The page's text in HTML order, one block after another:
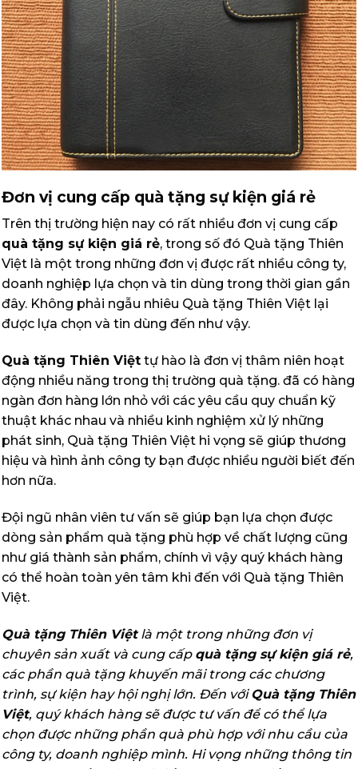
Đơn vị cung cấp quà tặng sự kiện giá rẻ
Trên thị trường hiện nay có rất nhiều đơn vị cung cấp
quà tặng sự kiện giá rẻ, trong số đó Quà tặng Thiên
Việt là một trong những đơn vị được rất nhiều công ty,
doanh nghiệp lựa chọn và tin dùng trong thời gian gần
đây. Không phải ngẫu nhiêu Quà tặng Thiên Việt lại
được lựa chọn và tin dùng đến như vậy.
Quà tặng Thiên Việt tự hào là đơn vị thâm niên hoạt
động nhiều năng trong thị trường quà tặng. đã có hàng
ngàn đơn hàng lớn nhỏ với các yêu cầu quy chuẩn kỹ
thuật khác nhau và nhiều kinh nghiệm xử lý những
phát sinh, Quà tặng Thiên Việt hi vọng sẽ giúp thương
hiệu và hình ảnh công ty bạn được nhiều người biết đến
hơn nữa.
Đội ngũ nhân viên tư vấn sẽ giúp bạn lựa chọn được
dòng sản phẩm quà tặng phù hợp về chất lượng cũng
như giá thành sản phẩm, chính vì vậy quý khách hàng
có thể hoàn toàn yên tâm khi đến với Quà tặng Thiên
Việt.
Quà tặng Thiên Việtlà một trong những đơn vị
chuyên sản xuất và cung cấp quà tặng sự kiện giá rẻ,
các phần quà tặng khuyến mãi trong các chương
trình, sự kiện hay hội nghị lớn. Đến vớiQuà tặng Thiên
Việt, quý khách hàng sẽ được tư vấn để có thể lựa
chọn được những phần quà phù hợp với nhu cầu của
công ty, doanh nghiệp mình. Hi vọng những thông tin